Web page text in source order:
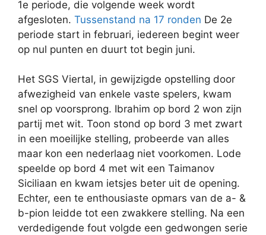
1e periode, die volgende week wordt
afgesloten. Tussenstand na 17 ronden De 2e
periode start in februari, iedereen begint weer
op nul punten en duurt tot begin juni.
Het SGS Viertal, in gewijzigde opstelling door
afwezigheid van enkele vaste spelers, kwam
snel op voorsprong. Ibrahim op bord 2 won zijn
partij met wit. Toon stond op bord 3 met zwart
in een moeilijke stelling, probeerde van alles
maar kon een nederlaag niet voorkomen. Lode
speelde op bord 4 met wit een Taimanov
Siciliaan en kwam ietsjes beter uit de opening.
Echter, een te enthousiaste opmars van de a- &
b-pion leidde tot een zwakkere stelling. Na een
verdedigende fout volgde een gedwongen serie